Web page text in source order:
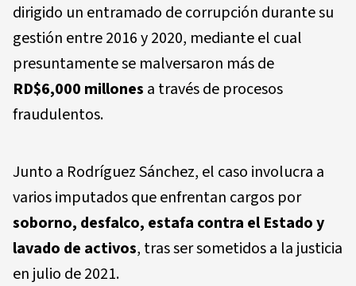
dirigido un entramado de corrupción durante su
gestión entre 2016 y 2020, mediante el cual
presuntamente se malversaron más de
RD$6,000 millones a través de procesos
fraudulentos.
Junto a Rodríguez Sánchez, el caso involucra a
varios imputados que enfrentan cargos por
soborno, desfalco, estafa contra el Estado y
lavado de activos, tras ser sometidos a la justicia
en julio de 2021.